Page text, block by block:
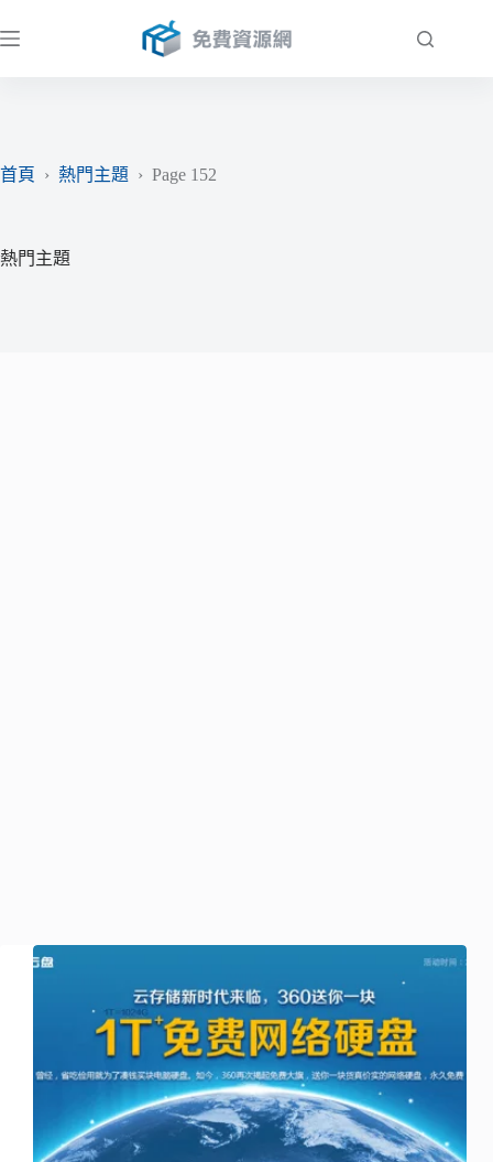
至
首頁
› 熱門主題 › Page 152
熱門主題